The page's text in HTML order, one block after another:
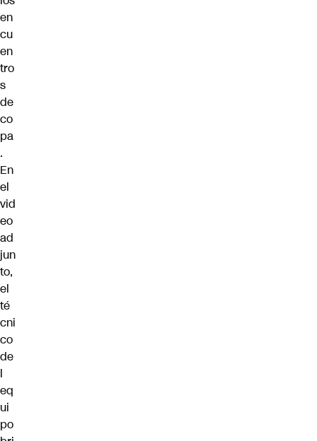
en
cu
en
tro
s
de
co
pa
.
En
el
vid
eo
ad
jun
to,
el
té
cni
co
de
l
eq
ui
po